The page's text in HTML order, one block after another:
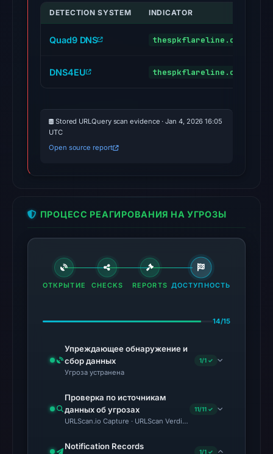
domain
on
conclusive
is
available;
reachability
is
No
external
blocklist
matches
were
recorded
DETECTION SYSTEM INDICATOR
Quad9 DNS thespkflareline.com
DNS4EU thespkflareline.com
Stored URLQuery scan evidence · Jan 4, 2026 16:05
UTC
Open source report
ПРОЦЕСС РЕАГИРОВАНИЯ НА УГРОЗЫ
ОТКРЫТИЕ CHECKS REPORTS ДОСТУПНОСТЬ
14/15
Упреждающее обнаружение и
сбор данных
Угроза устранена
1/1 ✓
Проверка по источникам
данных об угрозах
URLScan.io Capture · URLScan Verdict · Cloudflare Radar
11/11 ✓
Notification Records
1/1 ✓